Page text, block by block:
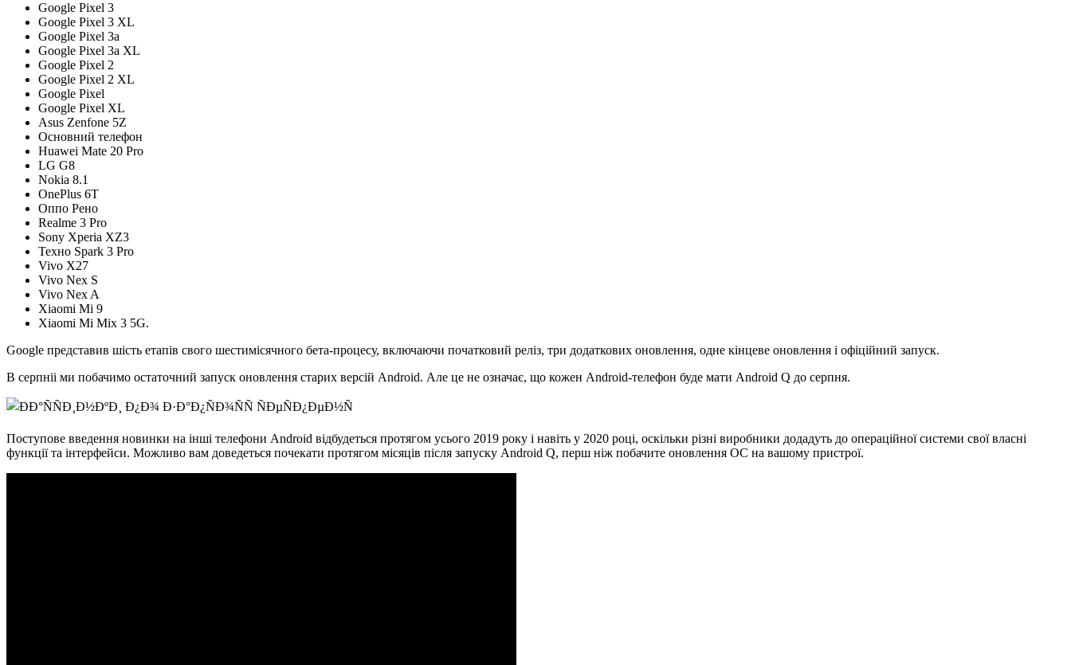
Google Pixel 3
Google Pixel 3 XL
Google Pixel 3a
Google Pixel 3a XL
Google Pixel 2
Google Pixel 2 XL
Google Pixel
Google Pixel XL
Asus Zenfone 5Z
Основний телефон
Huawei Mate 20 Pro
LG G8
Nokia 8.1
OnePlus 6T
Оппо Рено
Realme 3 Pro
Sony Xperia XZ3
Техно Spark 3 Pro
Vivo X27
Vivo Nex S
Vivo Nex A
Xiaomi Mi 9
Xiaomi Mi Mix 3 5G.
Google представив шість етапів свого шестимісячного бета-процесу, включаючи початковий реліз, три додаткових оновлення, одне кінцеве оновлення і офіційний запуск.
В серпніі ми побачимо остаточний запуск оновлення старих версій Android. Але це не означає, що кожен Android-телефон буде мати Android Q до серпня.
Поступове введення новинки на інші телефони Android відбудеться протягом усього 2019 року і навіть у 2020 році, оскільки різні виробники додадуть до операційної системи свої власні
функції та інтерфейси. Можливо вам доведеться почекати протягом місяців після запуску Android Q, перш ніж побачите оновлення ОС на вашому пристрої.